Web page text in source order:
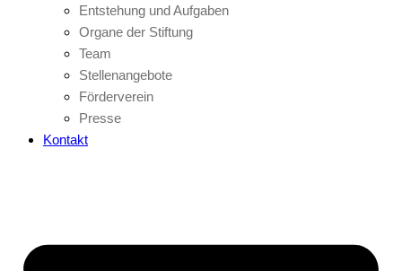
Entstehung und Aufgaben
Organe der Stiftung
Team
Stellenangebote
Förderverein
Presse
Kontakt